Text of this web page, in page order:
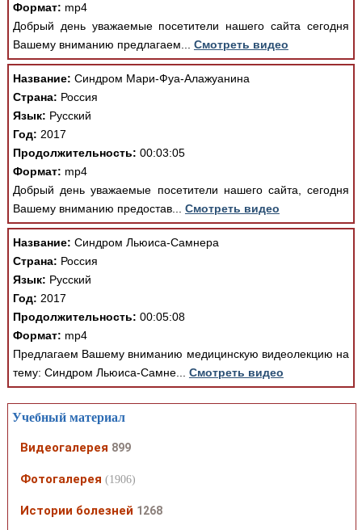
Формат: mp4
Добрый день уважаемые посетители нашего сайта сегодня
Вашему вниманию предлагаем... Смотреть видео
Название: Синдром Мари-Фуа-Алажуанина
Страна: Россия
Язык: Русский
Год: 2017
Продолжительность: 00:03:05
Формат: mp4
Добрый день уважаемые посетители нашего сайта, сегодня
Вашему вниманию предостав... Смотреть видео
Название: Синдром Льюиса-Самнера
Страна: Россия
Язык: Русский
Год: 2017
Продолжительность: 00:05:08
Формат: mp4
Предлагаем Вашему вниманию медицинскую видеолекцию на
тему: Синдром Льюиса-Самне... Смотреть видео
Учебный материал
Видеогалерея 899
Фотогалерея (1906)
Истории болезней 1268